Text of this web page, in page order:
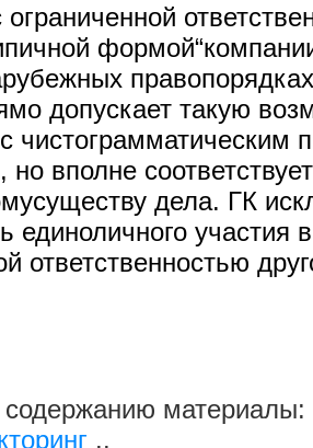
допускает такую
чистограмматическим
но вполне соответствует
дела. ГК
единоличного участия
ответственностью
материалы:
..